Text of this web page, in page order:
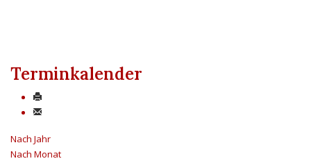
Terminkalender
Nach Jahr
Nach Monat